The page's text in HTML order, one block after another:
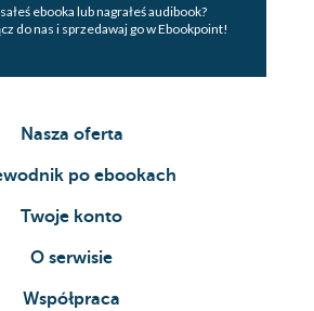
ebooka lub nagrałeś audibook?
do nas i sprzedawaj go w Ebookpoint!
Nasza oferta
po ebookach
Twoje konto
O serwisie
Współpraca